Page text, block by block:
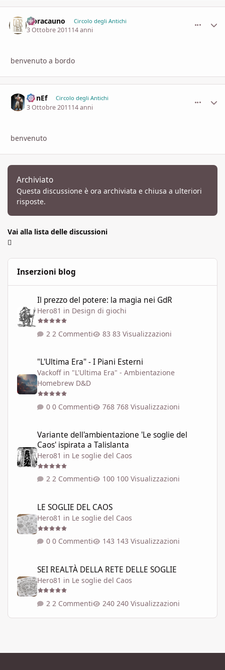
lepracauno Circolo degli Antichi
3 Ottobre 201114 anni
benvenuto a bordo
DonEf Circolo degli Antichi
3 Ottobre 201114 anni
benvenuto
Archiviato
Questa discussione è ora archiviata e chiusa a ulteriori
risposte.
Vai alla lista delle discussioni
Inserzioni blog
Il prezzo del potere: la magia nei GdR
Hero81 in Design di giochi
2 Commenti 83 Visualizzazioni
"L'Ultima Era" - I Piani Esterni
Vackoff in "L'Ultima Era" - Ambientazione
Homebrew D&D
0 Commenti 768 Visualizzazioni
Variante dell'ambientazione 'Le soglie del
Caos' ispirata a Talislanta
Hero81 in Le soglie del Caos
2 Commenti 100 Visualizzazioni
LE SOGLIE DEL CAOS
Hero81 in Le soglie del Caos
0 Commenti 143 Visualizzazioni
SEI REALTÀ DELLA RETE DELLE SOGLIE
Hero81 in Le soglie del Caos
2 Commenti 240 Visualizzazioni